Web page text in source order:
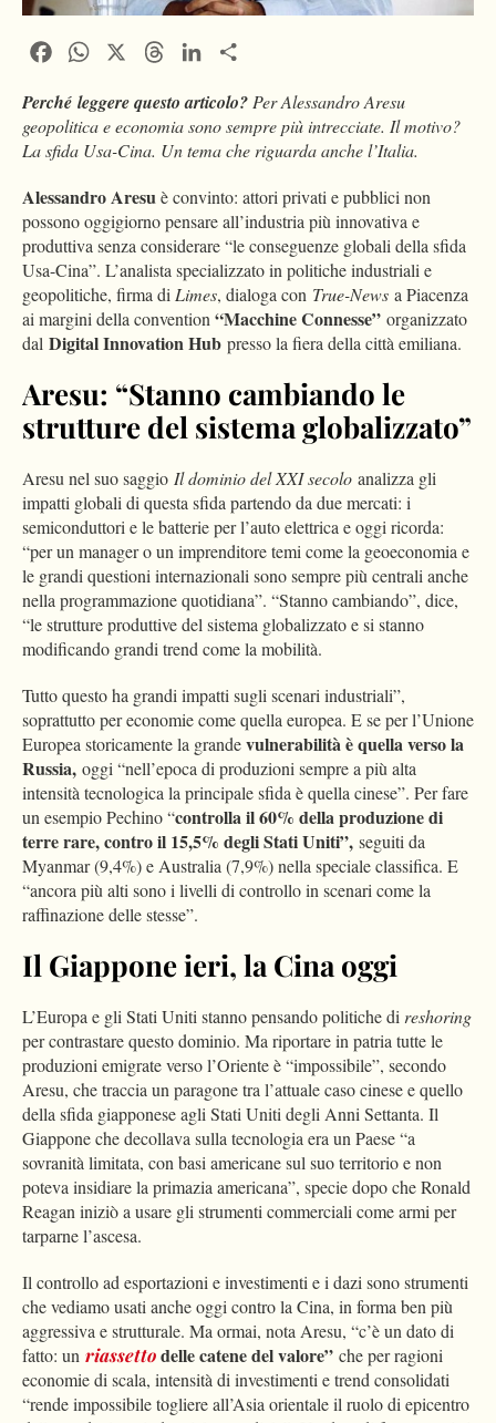
FacebookWhatsApp ThreadsLinkedIn
Perché leggere questo articolo?Per Alessandro Aresu
geopolitica e economia sono sempre più intrecciate. Il motivo?
La sfida Usa-Cina. Un tema che riguarda anche l’Italia.
AlessandroAresuè convinto: attori privati e pubblici non
possono oggigiorno pensare all’industria più innovativa e
produttiva senza considerare “le conseguenze globali della sfida
Usa-Cina”. L’analista specializzato in politiche industriali e
geopolitiche, firma diLimes, dialoga con True-News a Piacenza
ai margini della convention“Macchine Connesse” organizzato
dal Digital Innovation Hub presso la fiera della città emiliana.
Aresu: “Stanno cambiando le
strutture del sistema globalizzato”
Aresu nel suo saggio Il dominio del XXI secolo analizza gli
impatti globali di questa sfida partendo da due mercati: i
semiconduttori e le batterie per l’auto elettrica e oggi ricorda:
“per un manager o un imprenditore temi come la geoeconomia e
le grandi questioni internazionali sono sempre più centrali anche
nella programmazione quotidiana”. “Stanno cambiando”, dice,
“le strutture produttive del sistema globalizzato e si stanno
modificando grandi trend come la mobilità.
Tutto questo ha grandi impatti sugli scenari industriali”,
soprattutto per economie come quella europea. E se per l’Unione
Europea storicamente la grandevulnerabilità è quella verso la
Russia, oggi “nell’epoca di produzioni sempre a più alta
intensità tecnologica la principale sfida è quella cinese”. Per fare
un esempio Pechino “controlla il 60% della produzione di
terre rare, contro il 15,5% degli Stati Uniti”, seguiti da
Myanmar (9,4%) e Australia (7,9%) nella speciale classifica. E
“ancora più alti sono i livelli di controllo in scenari come la
raffinazione delle stesse”.
Il Giappone ieri, la Cina oggi
L’Europa e gli Stati Uniti stanno pensando politiche direshoring
per contrastare questo dominio. Ma riportare in patria tutte le
produzioni emigrate verso l’Oriente è “impossibile”, secondo
Aresu, che traccia un paragone tra l’attuale caso cinese e quello
della sfida giapponese agli Stati Uniti degli Anni Settanta. Il
Giappone che decollava sulla tecnologia era un Paese “a
sovranità limitata, con basi americane sul suo territorio e non
poteva insidiare la primazia americana”, specie dopo che Ronald
Reagan iniziò a usare gli strumenti commerciali come armi per
tarparne l’ascesa.
Il controllo ad esportazioni e investimenti e i dazi sono strumenti
che vediamo usati anche oggi contro la Cina, in forma ben più
aggressiva e strutturale. Ma ormai, nota Aresu, “c’è un dato di
fatto: un riassettodelle catene del valore” che per ragioni
economie di scala, intensità di investimenti e trend consolidati
“rende impossibile togliere all’Asia orientale il ruolo di epicentro